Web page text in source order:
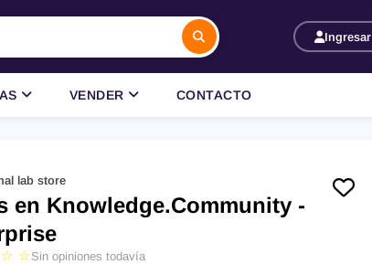
Ingresar
VENDER CONTACTO
lab store
en Knowledge.Community -
☆ Sin opiniones todavía